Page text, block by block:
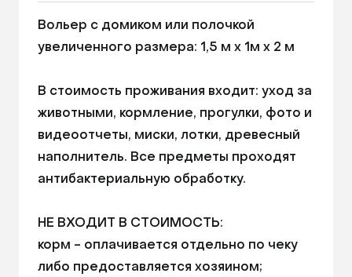
типу наполнителей.
Игровое пространство для питомца
Питьевая вода
Длина номера: 1500ₘ
Вольер с домиком или полочкой
увеличенного размера: 1,5 м х 1м х 2 м
В стоимость проживания входит: уход за
животными, кормление, прогулки, фото и
видеоотчеты, миски, лотки, древесный
наполнитель. Все предметы проходят
антибактериальную обработку.
НЕ ВХОДИТ В СТОИМОСТЬ:
корм - оплачивается отдельно по чеку
либо предоставляется хозяином;